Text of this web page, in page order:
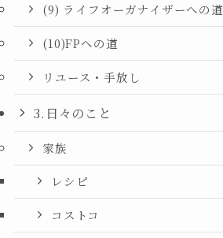
(9) ライフオーガナイザーへの道
(10)FPへの道
リユース・手放し
3.日々のこと
家族
レシピ
コストコ